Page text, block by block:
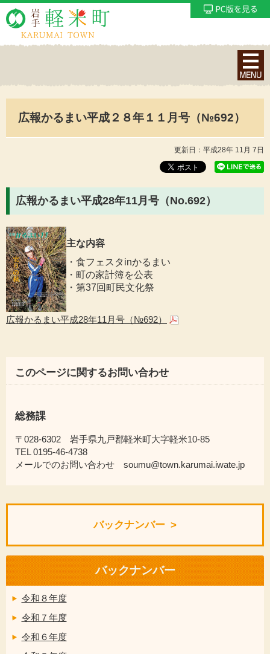
ナ
ビ
シ
ン
メ
広報かるまい平成２８年１１月号（№692）
更新日：平成28年 11月 7日
広報かるまい平成28年11月号（No.692）
主な内容
・食フェスタinかるまい
・町の家計簿を公表
・第37回町民文化祭
広報かるまい平成28年11月号（№692）
このページに関するお問い合わせ
総務課
〒028-6302 岩手県九戸郡軽米町大字軽米10-85
TEL 0195-46-4738
メールでのお問い合わせ soumu@town.karumai.iwate.jp
バックナンバー
バックナンバー
令和８年度
令和７年度
令和６年度